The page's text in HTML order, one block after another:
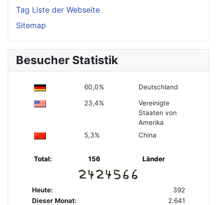
Tag Liste der Webseite
Sitemap
Besucher Statistik
60,0% Deutschland
23,4%
Vereinigte
Staaten von
Amerika
5,3%
China
Total: 156 Länder
Heute:
392
Dieser Monat:
2.641